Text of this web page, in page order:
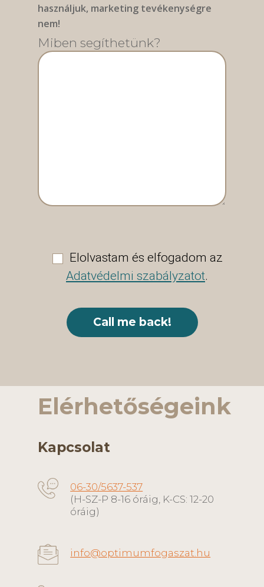
használjuk, marketing tevékenységre
nem!
Miben segíthetünk?
Elolvastam és elfogadom az
Adatvédelmi szabályzatot.
Elérhetőségeink
Kapcsolat
06-30/5637-537
(H-SZ-P 8-16 óráig, K-CS: 12-20
óráig)
info@optimumfogaszat.hu